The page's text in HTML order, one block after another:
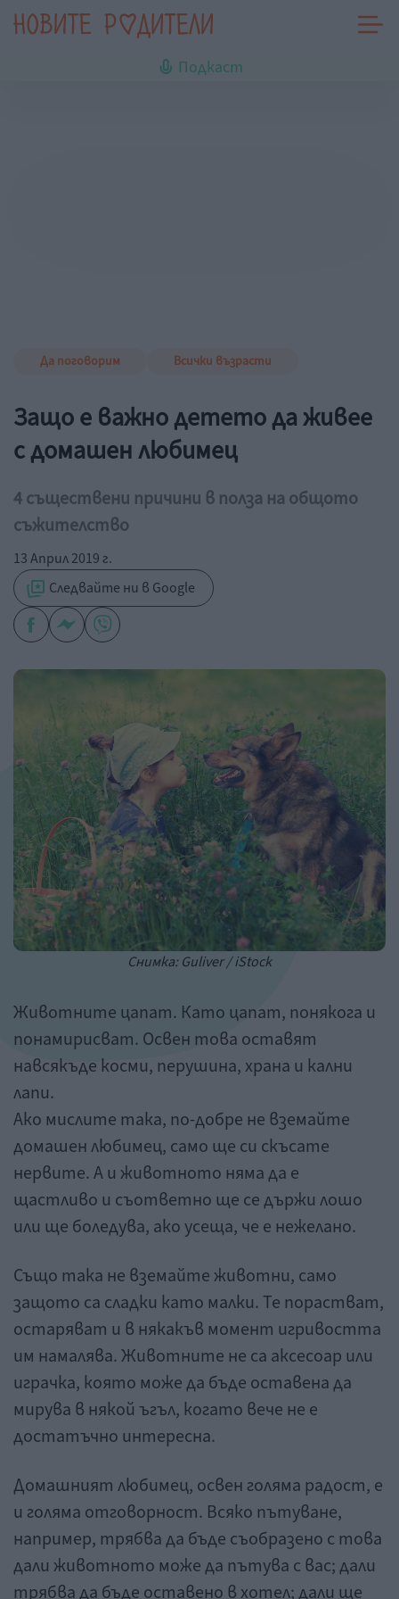
Подкаст
Да поговорим Всички възрасти
Защо е важно детето да живее
с домашен любимец
4 съществени причини в полза на общото
съжителство
13 Април 2019 г.
Следвайте ни в Google
Снимка: Guliver / iStock
Животните цапат. Като цапат, понякога и
понамирисват. Освен това оставят
навсякъде косми, перушина, храна и кални
лапи.
Ако мислите така, по-добре не вземайте
домашен любимец, само ще си скъсате
нервите. А и животното няма да е
щастливо и съответно ще се държи лошо
или ще боледува, ако усеща, че е нежелано.
Също така не вземайте животни, само
защото са сладки като малки. Те порастват,
остаряват и в някакъв момент игривостта
им намалява. Животните не са аксесоар или
играчка, която може да бъде оставена да
мирува в някой ъгъл, когато вече не е
достатъчно интересна.
Домашният любимец, освен голяма радост, е
и голяма отговорност. Всяко пътуване,
например, трябва да бъде съобразено с това
дали животното може да пътува с вас; дали
трябва да бъде оставено в хотел; дали ще